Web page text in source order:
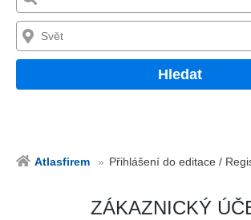
Hledat
Atlasfirem Přihlášení do editace /
ZÁKAZNICKÝ